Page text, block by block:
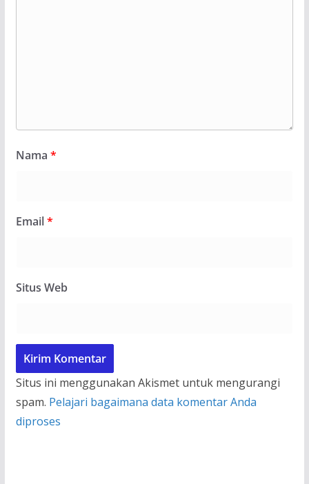
Nama *
Email*
Situs Web
Situs ini menggunakan Akismet untuk mengurangi
spam. Pelajari bagaimana data komentar Anda
diproses